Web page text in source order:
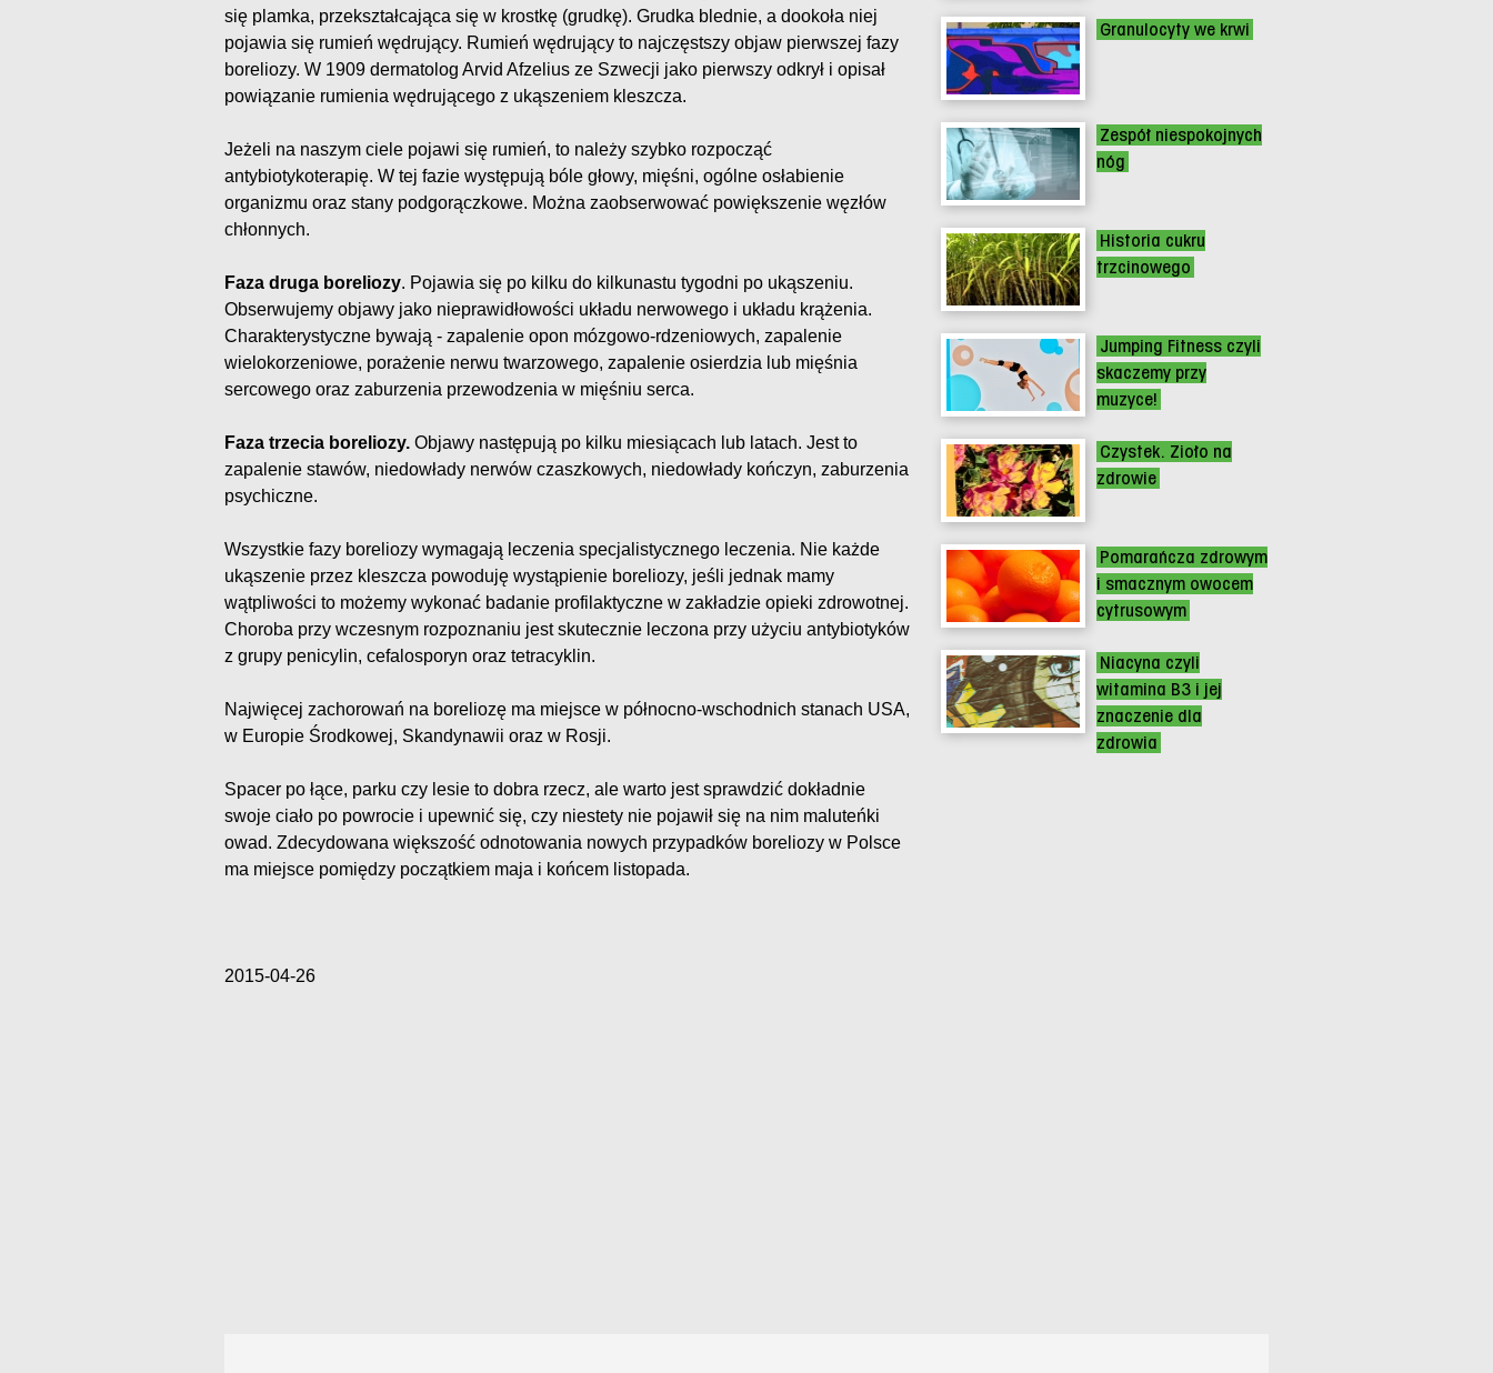
się plamka, przekształcająca się w krostkę (grudkę). Grudka blednie, a dookoła niej
pojawia się rumień wędrujący. Rumień wędrujący to najczęstszy objaw pierwszej fazy
boreliozy. W 1909 dermatolog Arvid Afzelius ze Szwecji jako pierwszy odkrył i opisał
powiązanie rumienia wędrującego z ukąszeniem kleszcza.
Jeżeli na naszym ciele pojawi się rumień, to należy szybko rozpocząć
antybiotykoterapię. W tej fazie występują bóle głowy, mięśni, ogólne osłabienie
organizmu oraz stany podgorączkowe. Można zaobserwować powiększenie węzłów
chłonnych.
Faza druga boreliozy. Pojawia się po kilku do kilkunastu tygodni po ukąszeniu.
Obserwujemy objawy jako nieprawidłowości układu nerwowego i układu krążenia.
Charakterystyczne bywają - zapalenie opon mózgowo-rdzeniowych, zapalenie
wielokorzeniowe, porażenie nerwu twarzowego, zapalenie osierdzia lub mięśnia
sercowego oraz zaburzenia przewodzenia w mięśniu serca.
Faza trzecia boreliozy. Objawy następują po kilku miesiącach lub latach. Jest to
zapalenie stawów, niedowłady nerwów czaszkowych, niedowłady kończyn, zaburzenia
psychiczne.
Wszystkie fazy boreliozy wymagają leczenia specjalistycznego leczenia. Nie każde
ukąszenie przez kleszcza powoduję wystąpienie boreliozy, jeśli jednak mamy
wątpliwości to możemy wykonać badanie profilaktyczne w zakładzie opieki zdrowotnej.
Choroba przy wczesnym rozpoznaniu jest skutecznie leczona przy użyciu antybiotyków
z grupy penicylin, cefalosporyn oraz tetracyklin.
Najwięcej zachorowań na boreliozę ma miejsce w północno-wschodnich stanach USA,
w Europie Środkowej, Skandynawii oraz w Rosji.
Spacer po łące, parku czy lesie to dobra rzecz, ale warto jest sprawdzić dokładnie
swoje ciało po powrocie i upewnić się, czy niestety nie pojawił się na nim maluteńki
owad. Zdecydowana większość odnotowania nowych przypadków boreliozy w Polsce
ma miejsce pomiędzy początkiem maja i końcem listopada.
2015-04-26
Granulocyty we krwi
Zespół niespokojnych
nóg
Historia cukru
trzcinowego
Jumping Fitness czyli
skaczemy przy
muzyce!
Czystek. Zioło na
zdrowie
Pomarańcza zdrowym
i smacznym owocem
cytrusowym
Niacyna czyli
witamina B3 i jej
znaczenie dla
zdrowia